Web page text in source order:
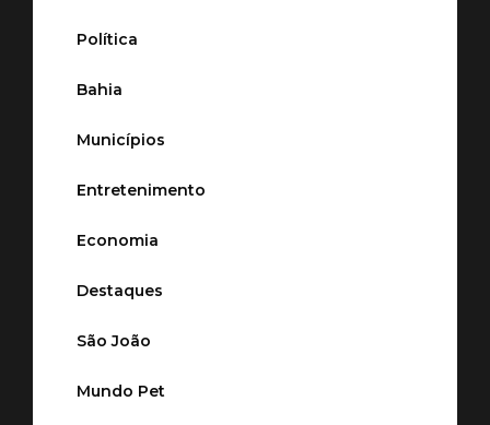
Política
Bahia
Municípios
Entretenimento
Economia
Destaques
São João
Mundo Pet